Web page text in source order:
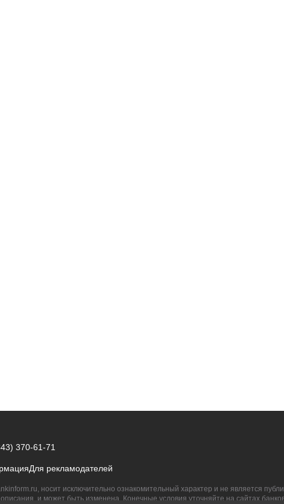
370-61-71
Для рекламодателей
носит исключительно ознакомительный характер и не является
и может быть изменена. Конечные условия уточняйте на сайтах